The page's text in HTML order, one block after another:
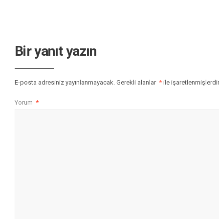
Bir yanıt yazın
E-posta adresiniz yayınlanmayacak. Gerekli alanlar * ile işaretlenmişlerdir
Yorum *